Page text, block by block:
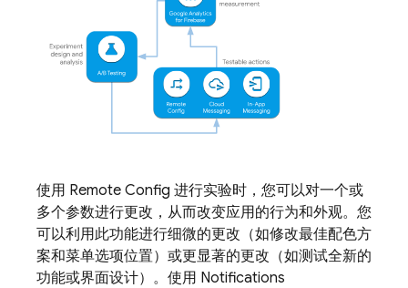
使用 Remote Config 进行实验时，您可以对一个或
多个参数进行更改，从而改变应用的行为和外观。您
可以利用此功能进行细微的更改（如修改最佳配色方
案和菜单选项位置）或更显著的更改（如测试全新的
功能或界面设计）。使用 Notifications